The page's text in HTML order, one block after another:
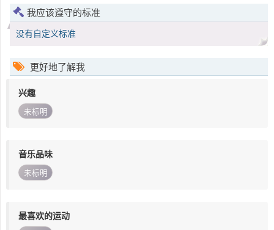
我应该遵守的标准
没有自定义标准
更好地了解我
兴趣
未标明
音乐品味
未标明
最喜欢的运动